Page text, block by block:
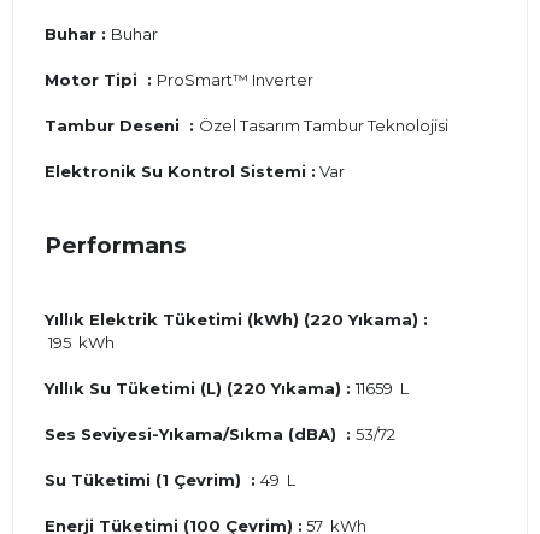
Buhar : Buhar
Motor Tipi : ProSmart™ Inverter
Tambur Deseni : Özel Tasarım Tambur Teknolojisi
Elektronik Su Kontrol Sistemi : Var
Performans
Yıllık Elektrik Tüketimi (kWh) (220 Yıkama) :
195 kWh
Yıllık Su Tüketimi (L) (220 Yıkama) : 11659 L
Ses Seviyesi-Yıkama/Sıkma (dBA) : 53/72
Su Tüketimi (1 Çevrim) : 49 L
Enerji Tüketimi (100 Çevrim) : 57 kWh